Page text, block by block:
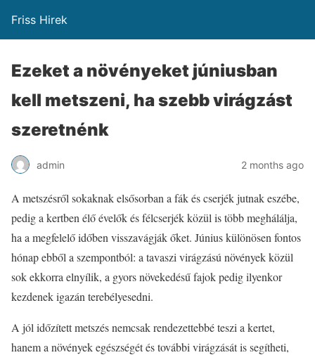
Friss Hirek
Ezeket a növényeket júniusban
kell metszeni, ha szebb virágzást
szeretnénk
admin 2 months ago
A metszésről sokaknak elsősorban a fák és cserjék jutnak eszébe,
pedig a kertben élő évelők és félcserjék közül is több meghálálja,
ha a megfelelő időben visszavágják őket. Június különösen fontos
hónap ebből a szempontból: a tavaszi virágzású növények közül
sok ekkorra elnyílik, a gyors növekedésű fajok pedig ilyenkor
kezdenek igazán terebélyesedni.
A jól időzített metszés nemcsak rendezettebbé teszi a kertet,
hanem a növények egészségét és további virágzását is segítheti,